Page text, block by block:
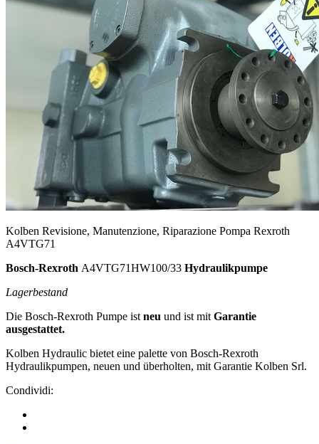
Kolben Revisione, Manutenzione, Riparazione Pompa Rexroth
A4VTG71
Bosch-Rexroth A4VTG71HW100/33 Hydraulikpumpe
Lagerbestand
Die Bosch-Rexroth Pumpe ist neu und ist mit Garantie
ausgestattet.
Kolben Hydraulic bietet eine palette von Bosch-Rexroth
Hydraulikpumpen, neuen und überholten, mit Garantie Kolben Srl.
Condividi: